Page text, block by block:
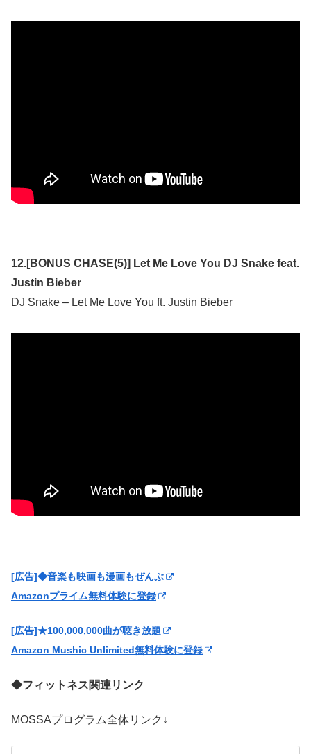
12.[BONUS CHASE(5)] Let Me Love You DJ Snake feat.
Justin Bieber
DJ Snake – Let Me Love You ft. Justin Bieber
[広告]◆音楽も映画も漫画もぜんぶ
Amazonプライム無料体験に登録
[広告]★100,000,000曲が聴き放題
Amazon Mushic Unlimited無料体験に登録
◆フィットネス関連リンク
MOSSAプログラム全体リンク↓